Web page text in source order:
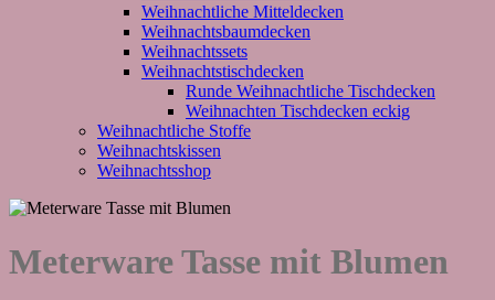
Weihnachtliche Mitteldecken
Weihnachtsbaumdecken
Weihnachtssets
Weihnachtstischdecken
Runde Weihnachtliche Tischdecken
Weihnachten Tischdecken eckig
Weihnachtliche Stoffe
Weihnachtskissen
Weihnachtsshop
Meterware Tasse mit Blumen